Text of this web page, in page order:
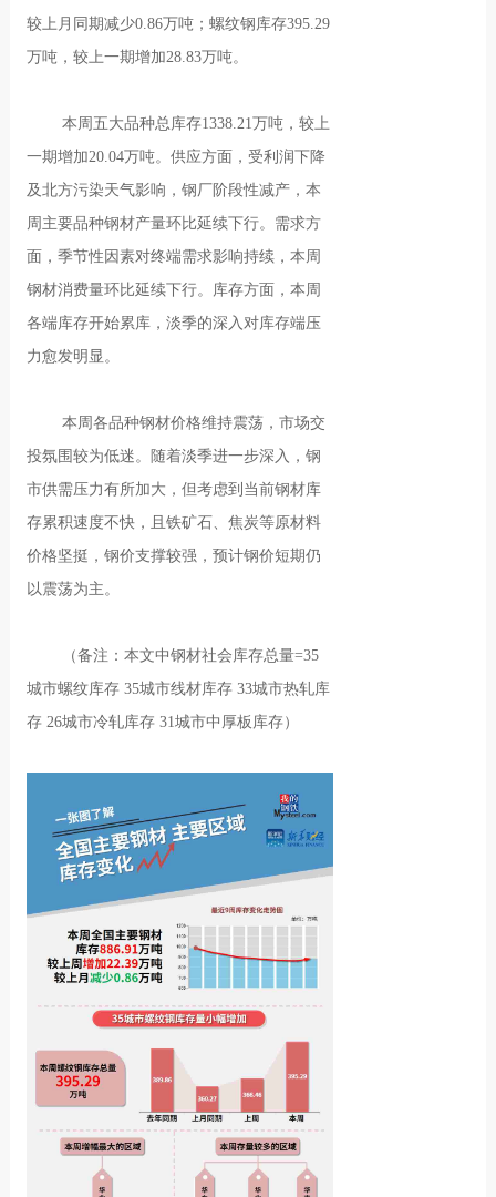
较上月同期减少0.86万吨；螺纹钢库存395.29
万吨，较上一期增加28.83万吨。
本周五大品种总库存1338.21万吨，较上
一期增加20.04万吨。供应方面，受利润下降
及北方污染天气影响，钢厂阶段性减产，本
周主要品种钢材产量环比延续下行。需求方
面，季节性因素对终端需求影响持续，本周
钢材消费量环比延续下行。库存方面，本周
各端库存开始累库，淡季的深入对库存端压
力愈发明显。
本周各品种钢材价格维持震荡，市场交
投氛围较为低迷。随着淡季进一步深入，钢
市供需压力有所加大，但考虑到当前钢材库
存累积速度不快，且铁矿石、焦炭等原材料
价格坚挺，钢价支撑较强，预计钢价短期仍
以震荡为主。
（备注：本文中钢材社会库存总量=35
城市螺纹库存 35城市线材库存 33城市热轧库
存 26城市冷轧库存 31城市中厚板库存）